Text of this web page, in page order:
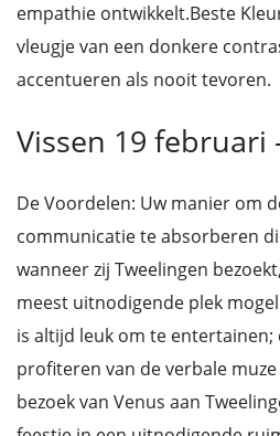
empathie ontwikkelt.Beste
vleugje van een donkere
accentueren als nooit tevoren.
Vissen 19 februari
De Voordelen: Uw manier om
communicatie te absorberen
wanneer zij Tweelingen
meest uitnodigende plek
is altijd leuk om te
profiteren van de verbale
bezoek van Venus aan